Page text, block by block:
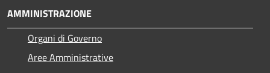
AMMINISTRAZIONE
Organi di Governo
Aree Amministrative